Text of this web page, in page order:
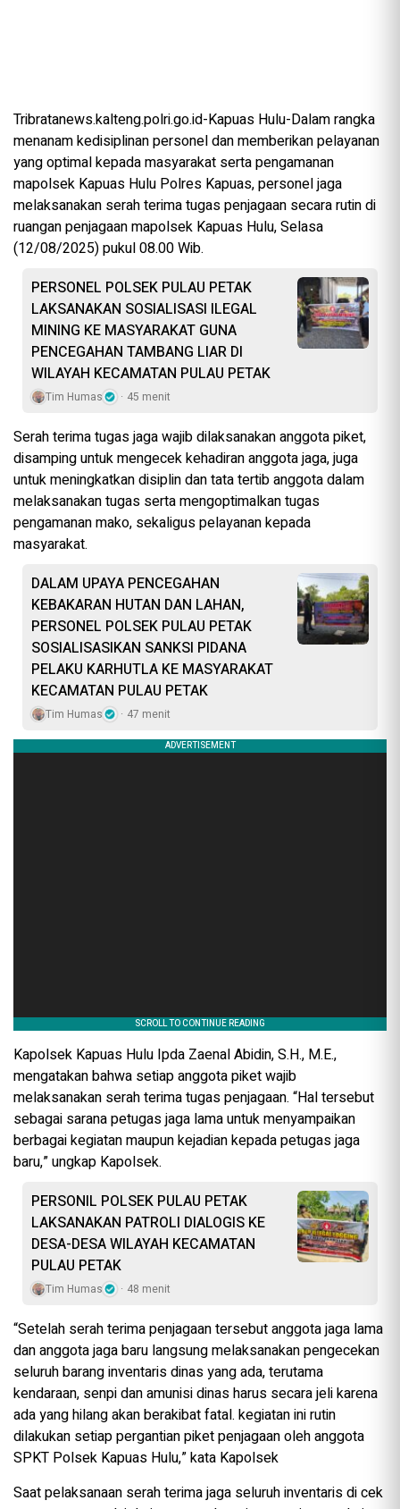
Tribratanews.kalteng.polri.go.id-Kapuas Hulu-Dalam rangka
menanam kedisiplinan personel dan memberikan pelayanan
yang optimal kepada masyarakat serta pengamanan
mapolsek Kapuas Hulu Polres Kapuas, personel jaga
melaksanakan serah terima tugas penjagaan secara rutin di
ruangan penjagaan mapolsek Kapuas Hulu, Selasa
(12/08/2025) pukul 08.00 Wib.
PERSONEL POLSEK PULAU PETAK
LAKSANAKAN SOSIALISASI ILEGAL
MINING KE MASYARAKAT GUNA
PENCEGAHAN TAMBANG LIAR DI
WILAYAH KECAMATAN PULAU PETAK
Tim Humas 45 menit
Serah terima tugas jaga wajib dilaksanakan anggota piket,
disamping untuk mengecek kehadiran anggota jaga, juga
untuk meningkatkan disiplin dan tata tertib anggota dalam
melaksanakan tugas serta mengoptimalkan tugas
pengamanan mako, sekaligus pelayanan kepada
masyarakat.
DALAM UPAYA PENCEGAHAN
KEBAKARAN HUTAN DAN LAHAN,
PERSONEL POLSEK PULAU PETAK
SOSIALISASIKAN SANKSI PIDANA
PELAKU KARHUTLA KE MASYARAKAT
KECAMATAN PULAU PETAK
Tim Humas 47 menit
Kapolsek Kapuas Hulu Ipda Zaenal Abidin, S.H., M.E.,
mengatakan bahwa setiap anggota piket wajib
melaksanakan serah terima tugas penjagaan. “Hal tersebut
sebagai sarana petugas jaga lama untuk menyampaikan
berbagai kegiatan maupun kejadian kepada petugas jaga
baru,” ungkap Kapolsek.
PERSONIL POLSEK PULAU PETAK
LAKSANAKAN PATROLI DIALOGIS KE
DESA-DESA WILAYAH KECAMATAN
PULAU PETAK
Tim Humas 48 menit
“Setelah serah terima penjagaan tersebut anggota jaga lama
dan anggota jaga baru langsung melaksanakan pengecekan
seluruh barang inventaris dinas yang ada, terutama
kendaraan, senpi dan amunisi dinas harus secara jeli karena
ada yang hilang akan berakibat fatal. kegiatan ini rutin
dilakukan setiap pergantian piket penjagaan oleh anggota
SPKT Polsek Kapuas Hulu,” kata Kapolsek
Saat pelaksanaan serah terima jaga seluruh inventaris di cek